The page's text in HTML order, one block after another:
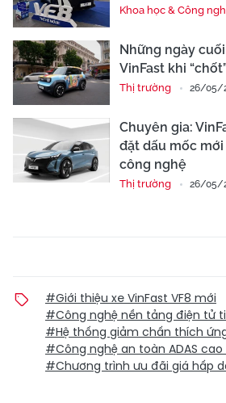
Khoa học & Công
Những ngày
VinFast khi
Thị trường 26/05/
Chuyên gia:
đặt dấu mốc
công nghệ
Thị trường 26/05/
#Giới thiệu xe VinFast VF8 mới
#Công nghệ nền tảng điện tử
#Hệ thống giảm chấn thích
#Công nghệ an toàn ADAS
#Chương trình ưu đãi giá hấp